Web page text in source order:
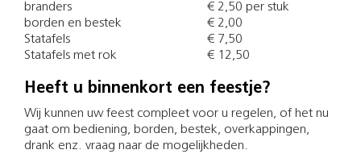
branders
€ 2,50 per stuk
borden en bestek
€ 2,00
Statafels
€ 7,50
Statafels met rok
€ 12,50
Heeft u binnenkort een feestje?
Wij kunnen uw feest compleet voor u regelen, of het nu
gaat om bediening, borden, bestek, overkappingen,
drank enz. vraag naar de mogelijkheden.